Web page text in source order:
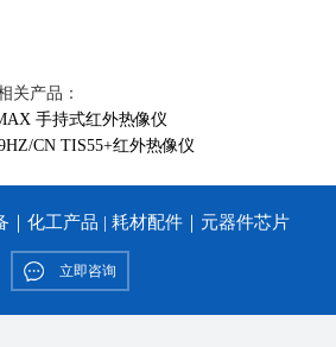
关产品：
手持式红外热像仪
CN TIS55+红外热像仪
｜化工产品 | 耗材配件｜元器件芯片
立即咨询